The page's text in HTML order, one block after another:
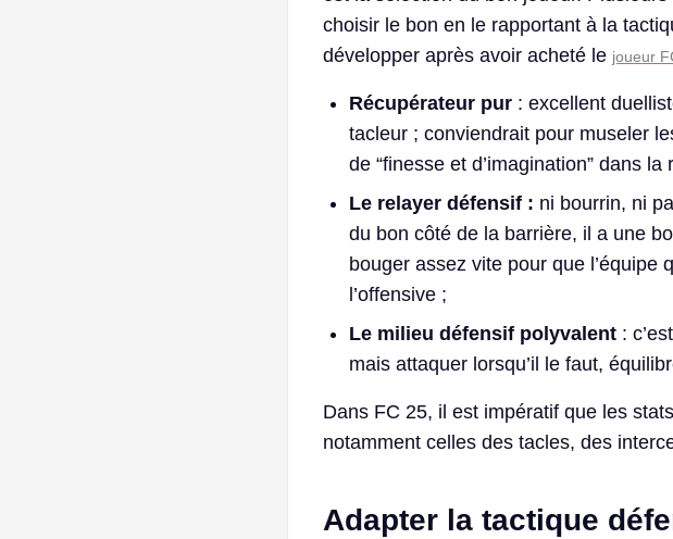
choisir le bon en le rapportant à la
développer après avoir acheté le joueur
Récupérateur pur : excellent
tacleur ; conviendrait pour museler
de “finesse et d’imagination” dans la
Le relayer défensif : ni bourrin, ni
du bon côté de la barrière, il a une
bouger assez vite pour que
l’offensive ;
Le milieu défensif polyvalent :
mais attaquer lorsqu’il le faut,
Dans FC 25, il est impératif que les
notamment celles des tacles, des
Adapter la tactique